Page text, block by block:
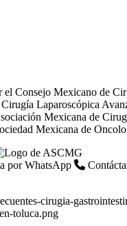
el Consejo Mexicano de
Laparoscópica
Mexicana de
Mexicana de
por WhatsApp